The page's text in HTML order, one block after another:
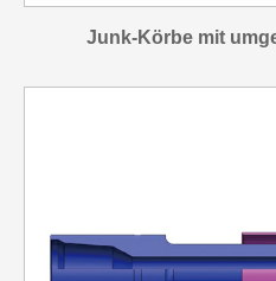
Junk-Körbe mit